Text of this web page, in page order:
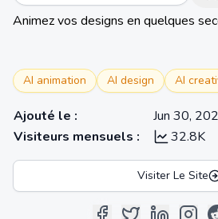
Animez vos designs en quelques
AI animation AI design AI
Ajouté le :
Jun 30,
Visiteurs mensuels : 32.8K
Visiter Le Site